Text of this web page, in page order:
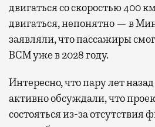
двигаться со скоростью 400
двигаться, непонятно — в
заявляли, что пассажиры
ВСМ уже в 2028 году.
Интересно, что пару лет
активно обсуждали, что
состояться из-за